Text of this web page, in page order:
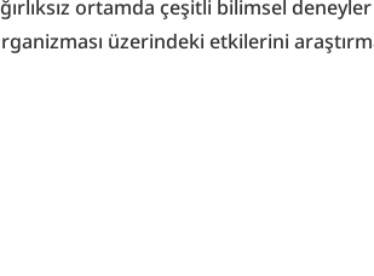
ortamda çeşitli bilimsel
üzerindeki etkilerini